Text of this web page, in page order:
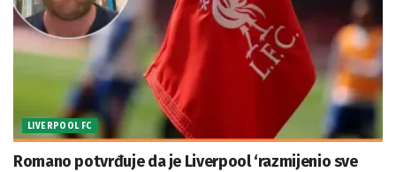
LIVERPOOL FC
Romano potvrđuje da je Liverpool ‘razmijenio sve